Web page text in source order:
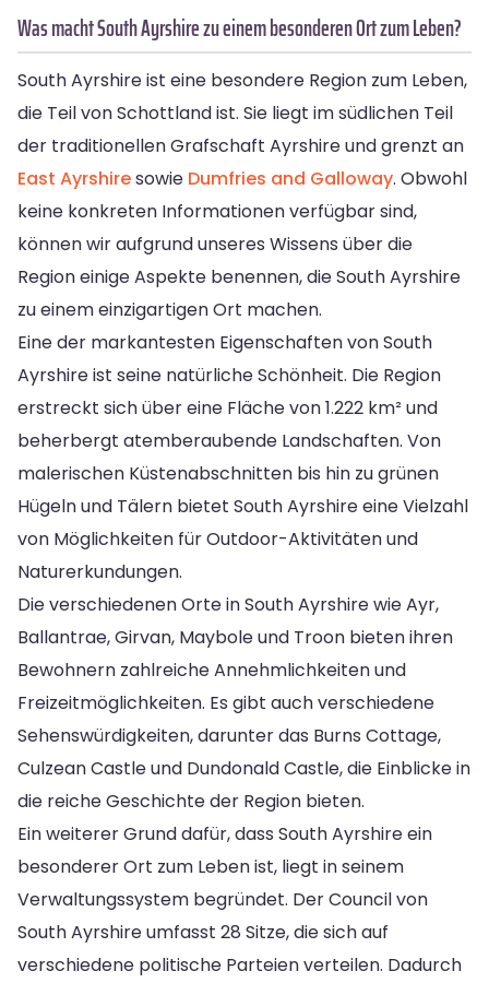
Was macht South Ayrshire zu einem besonderen Ort zum Leben?
South Ayrshire ist eine besondere Region zum Leben,
die Teil von Schottland ist. Sie liegt im südlichen Teil
der traditionellen Grafschaft Ayrshire und grenzt an
East Ayrshiresowie Dumfries and Galloway. Obwohl
keine konkreten Informationen verfügbar sind,
können wir aufgrund unseres Wissens über die
Region einige Aspekte benennen, die South Ayrshire
zu einem einzigartigen Ort machen.
Eine der markantesten Eigenschaften von South
Ayrshire ist seine natürliche Schönheit. Die Region
erstreckt sich über eine Fläche von 1.222 km² und
beherbergt atemberaubende Landschaften. Von
malerischen Küstenabschnitten bis hin zu grünen
Hügeln und Tälern bietet South Ayrshire eine Vielzahl
von Möglichkeiten für Outdoor-Aktivitäten und
Naturerkundungen.
Die verschiedenen Orte in South Ayrshire wie Ayr,
Ballantrae, Girvan, Maybole und Troon bieten ihren
Bewohnern zahlreiche Annehmlichkeiten und
Freizeitmöglichkeiten. Es gibt auch verschiedene
Sehenswürdigkeiten, darunter das Burns Cottage,
Culzean Castle und Dundonald Castle, die Einblicke in
die reiche Geschichte der Region bieten.
Ein weiterer Grund dafür, dass South Ayrshire ein
besonderer Ort zum Leben ist, liegt in seinem
Verwaltungssystem begründet. Der Council von
South Ayrshire umfasst 28 Sitze, die sich auf
verschiedene politische Parteien verteilen. Dadurch